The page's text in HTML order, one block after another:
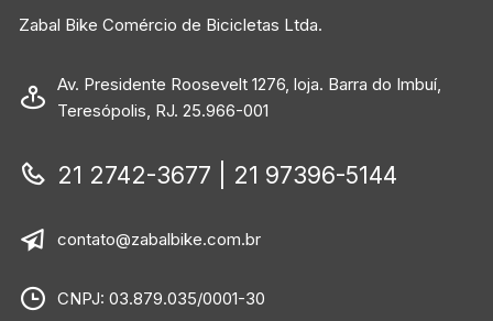
Zabal Bike Comércio de Bicicletas Ltda.
Av. Presidente Roosevelt 1276, loja. Barra do Imbuí,
Teresópolis, RJ. 25.966-001
21 2742-3677 | 21 97396-5144
contato@zabalbike.com.br
CNPJ: 03.879.035/0001-30